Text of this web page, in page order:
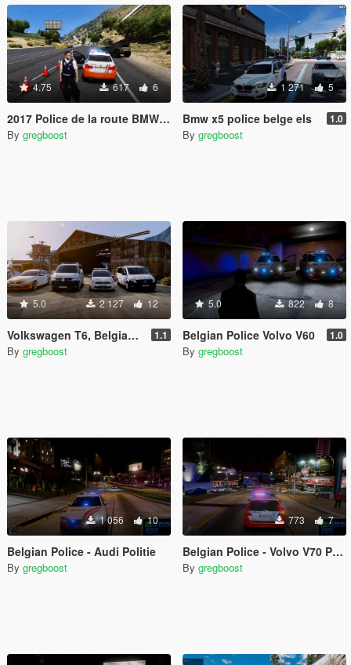
4.75 617 6
2017 Police de la route BMW 330d F30
By gregboost
1 271 5
Bmw x5 police belge els 1.0
By gregboost
5.0 2 127 12
Volkswagen T6, Belgian Police 1.1
By gregboost
5.0 822 8
Belgian Police Volvo V60 1.0
By gregboost
1 056 10
Belgian Police - Audi Politie
By gregboost
773 7
Belgian Police - Volvo V70 Politie
By gregboost